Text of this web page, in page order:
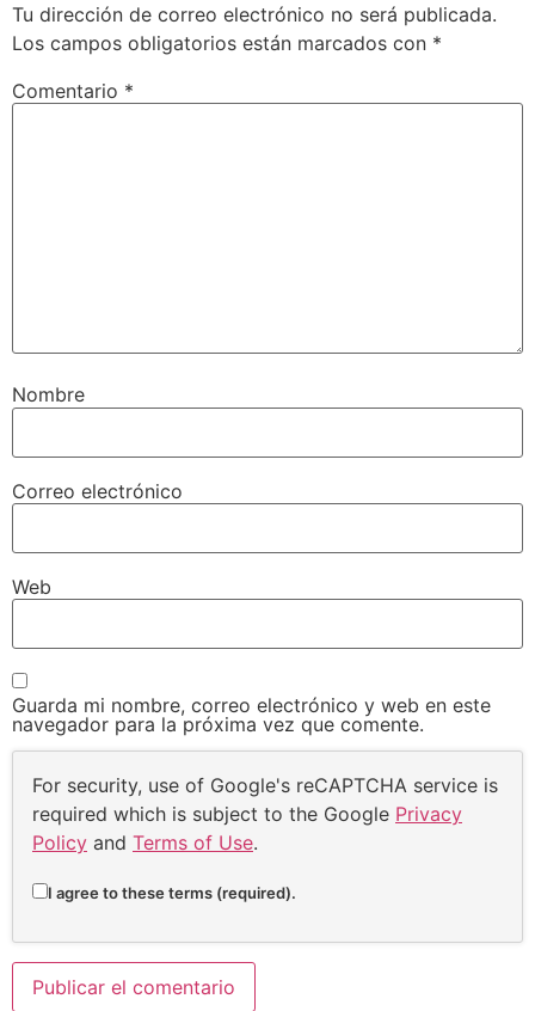
Tu dirección de correo electrónico no será publicada.
Los campos obligatorios están marcados con *
Comentario *
Nombre
Correo electrónico
Web
Guarda mi nombre, correo electrónico y web en este
navegador para la próxima vez que comente.
For security, use of Google's reCAPTCHA service is
required which is subject to the Google Privacy
Policy and Terms of Use.
I agree to these terms (required).